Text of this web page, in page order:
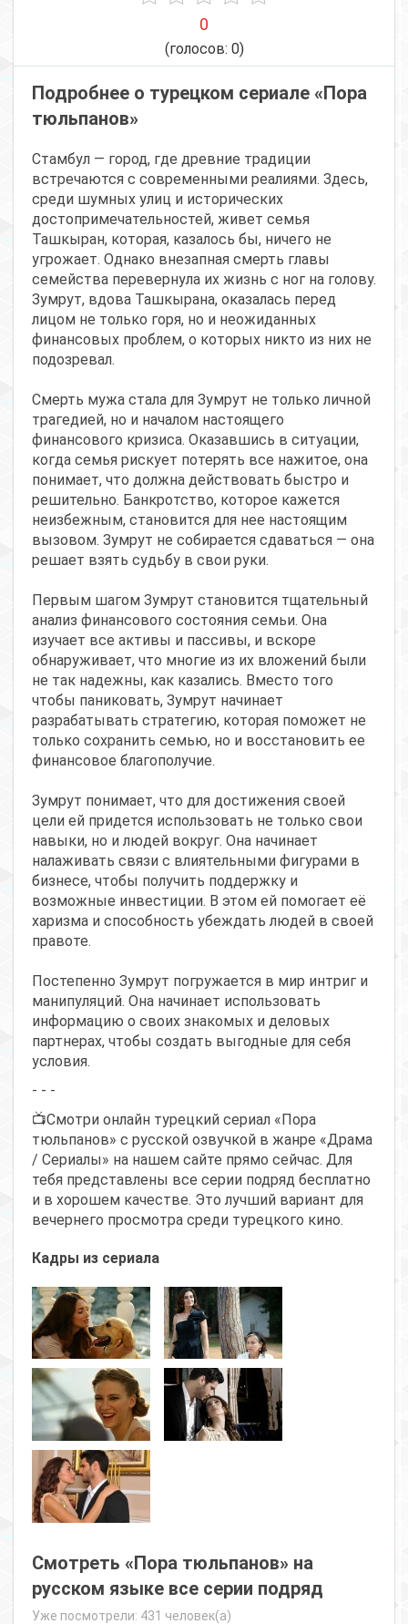
0
(голосов: 0)
Подробнее о турецком сериале «Пора
тюльпанов»
Стамбул — город, где древние традиции
встречаются с современными реалиями. Здесь,
среди шумных улиц и исторических
достопримечательностей, живет семья
Ташкыран, которая, казалось бы, ничего не
угрожает. Однако внезапная смерть главы
семейства перевернула их жизнь с ног на голову.
Зумрут, вдова Ташкырана, оказалась перед
лицом не только горя, но и неожиданных
финансовых проблем, о которых никто из них не
подозревал.
Смерть мужа стала для Зумрут не только личной
трагедией, но и началом настоящего
финансового кризиса. Оказавшись в ситуации,
когда семья рискует потерять все нажитое, она
понимает, что должна действовать быстро и
решительно. Банкротство, которое кажется
неизбежным, становится для нее настоящим
вызовом. Зумрут не собирается сдаваться — она
решает взять судьбу в свои руки.
Первым шагом Зумрут становится тщательный
анализ финансового состояния семьи. Она
изучает все активы и пассивы, и вскоре
обнаруживает, что многие из их вложений были
не так надежны, как казались. Вместо того
чтобы паниковать, Зумрут начинает
разрабатывать стратегию, которая поможет не
только сохранить семью, но и восстановить ее
финансовое благополучие.
Зумрут понимает, что для достижения своей
цели ей придется использовать не только свои
навыки, но и людей вокруг. Она начинает
налаживать связи с влиятельными фигурами в
бизнесе, чтобы получить поддержку и
возможные инвестиции. В этом ей помогает её
харизма и способность убеждать людей в своей
правоте.
Постепенно Зумрут погружается в мир интриг и
манипуляций. Она начинает использовать
информацию о своих знакомых и деловых
партнерах, чтобы создать выгодные для себя
условия.
- - -
📺Смотри онлайн турецкий сериал «Пора
тюльпанов» с русской озвучкой в жанре «Драма
/ Сериалы» на нашем сайте прямо сейчас. Для
тебя представлены все серии подряд бесплатно
и в хорошем качестве. Это лучший вариант для
вечернего просмотра среди турецкого кино.
Кадры из сериала
Смотреть «Пора тюльпанов» на
русском языке все серии подряд
Уже посмотрели: 431 человек(а)